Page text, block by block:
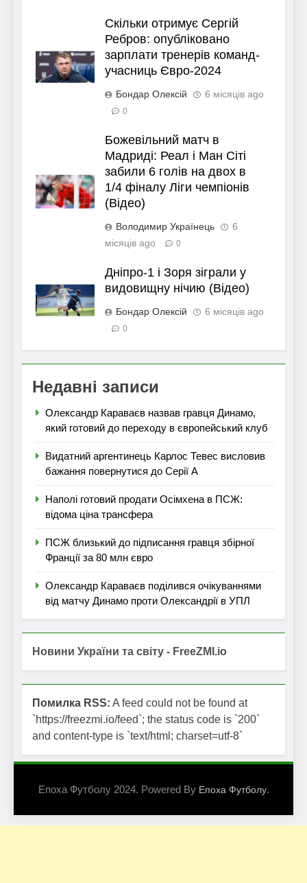
Скільки отримує Сергій
Ребров: опубліковано
зарплати тренерів команд-
учасниць Євро-2024
Бондар Олексій 6 місяців ago
0
Божевільний матч в
Мадриді: Реал і Ман Сіті
забили 6 голів на двох в
1/4 фіналу Ліги чемпіонів
(Відео)
Володимир Українець
6
місяців ago
0
Дніпро-1 і Зоря зіграли у
видовищну нічию (Відео)
Бондар Олексій 6 місяців ago
0
Недавні записи
Олександр Караваєв назвав гравця Динамо,
який готовий до переходу в європейський клуб
Видатний аргентинець Карлос Тевес висловив
бажання повернутися до Серії А
Наполі готовий продати Осімхена в ПСЖ:
відома ціна трансфера
ПСЖ близький до підписання гравця збірної
Франції за 80 млн євро
Олександр Караваєв поділився очікуваннями
від матчу Динамо проти Олександрії в УПЛ
Новини України та світу - FreeZMI.io
Помилка RSS: A feed could not be found at
`https://freezmi.io/feed`; the status code is `200`
and content-type is `text/html; charset=utf-8`
Епоха Футболу 2024. Powered By Епоха Футболу.